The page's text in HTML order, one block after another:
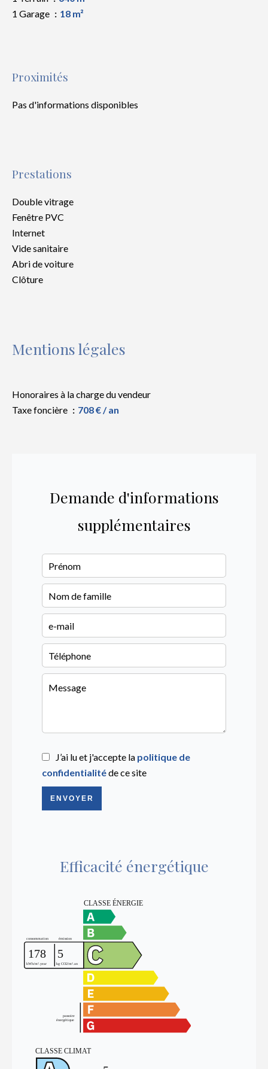
1 Garage
18 m²
Proximités
Pas d'informations disponibles
Prestations
Double vitrage
Fenêtre PVC
Internet
Vide sanitaire
Abri de voiture
Clôture
Mentions légales
Honoraires à la charge du vendeur
Taxe foncière
708 € / an
Demande d'informations
supplémentaires
J’ai lu et j'accepte la politique de
confidentialitéde ce site
ENVOYER
Efficacité énergétique